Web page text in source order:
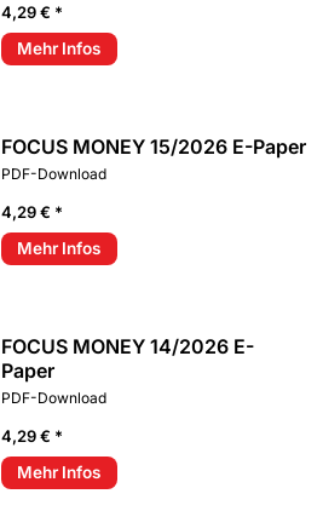
4,29 € *
Mehr Infos
FOCUS MONEY 15/2026 E-Paper
PDF-Download
4,29 € *
Mehr Infos
FOCUS MONEY 14/2026 E-
Paper
PDF-Download
4,29 € *
Mehr Infos